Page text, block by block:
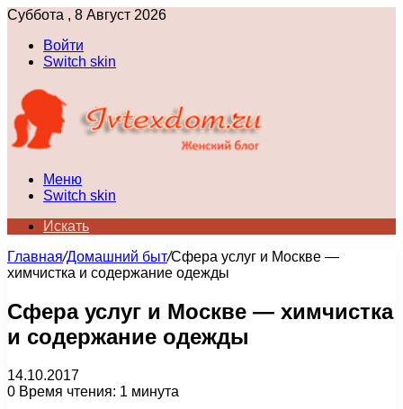
Суббота , 8 Август 2026
Войти
Switch skin
Меню
Switch skin
Искать
Главная/Домашний быт/Сфера услуг и Москве —
химчистка и содержание одежды
Сфера услуг и Москве — химчистка
и содержание одежды
14.10.2017
0 Время чтения: 1 минута